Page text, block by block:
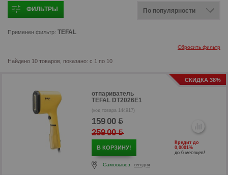
ФИЛЬТРЫ
Применен фильтр: TEFAL
Сбросить фильтр
Найдено 10 товаров, показано: с 1 по 10
СКИДКА 38%
отпариватель
TEFAL DT2026E1
(код товара 144917)
159.00
259.00
В КОРЗИНУ!
Кредит до
0,0001%
до 6 месяцев!
Самовывоз: сегодня